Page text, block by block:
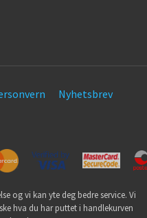
Nyhetsbrev
og vi kan yte deg bedre service. Vi
hva du har puttet i handlekurven